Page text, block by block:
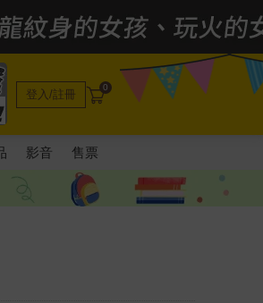
登入/註冊 0
影音 售票